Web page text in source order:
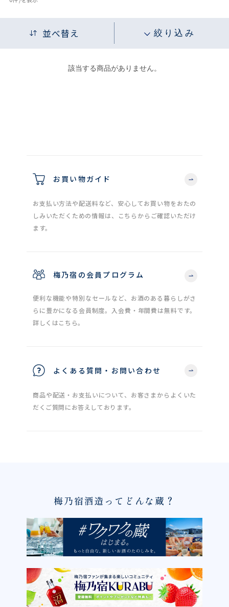
並べ替え 絞り込み
該当する商品がありません。
お買い物ガイド
お支払い方法や配送料など、安心してお買い物をおたの
しみいただくための情報は、こちらからご確認いただけ
ます。
梅乃宿の会員プログラム
便利な機能や特別なセールなど、お酒のある暮らしがさ
らに豊かになる会員制度。入会費・年間費は無料です。
詳しくはこちら。
よくある質問・お問い合わせ
商品や配送・お支払いについて、お客さまからよくいた
だくご質問にお答えしております。
梅乃宿酒造ってどんな蔵？